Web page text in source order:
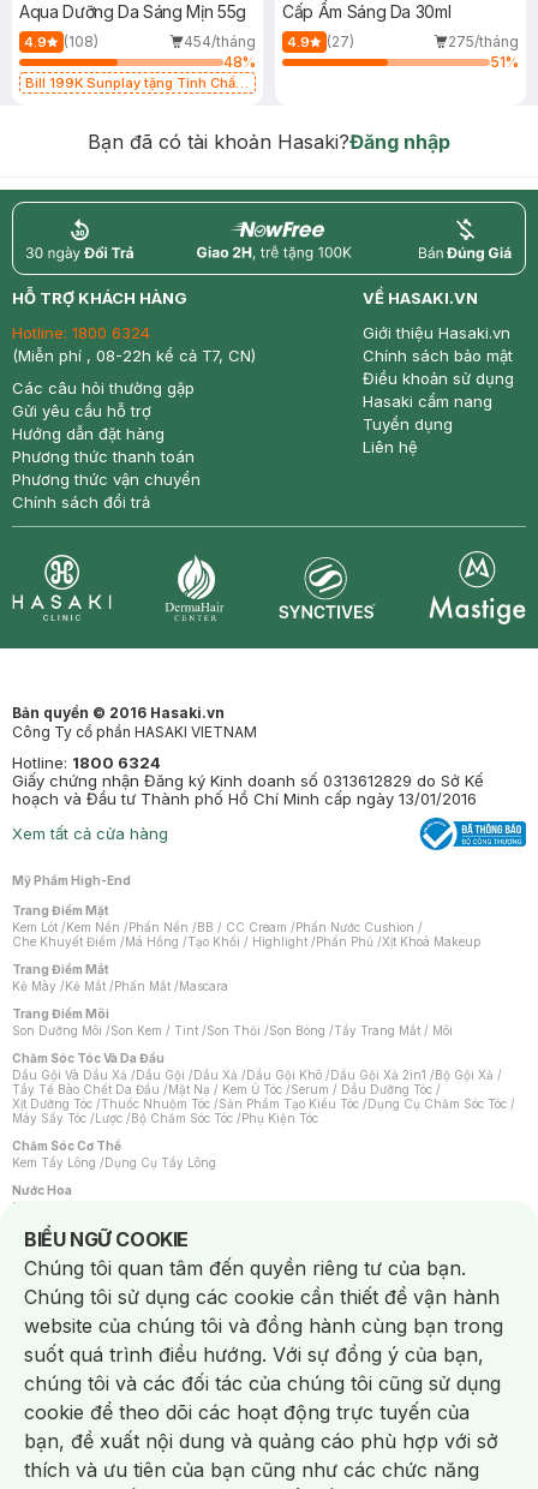
Aqua Dưỡng Da Sáng Mịn 55g
4.9 (108)
454/tháng
48%
Bill 199K Sunplay tặng Tinh Chất
Cấp Ẩm Sáng Da 30ml
4.9 (27)
275/tháng
51%
Bạn đã có tài khoản Hasaki?Đăng nhập
return nowfree price
HỖ TRỢ KHÁCH HÀNG
Hotline: 1800 6324
(Miễn phí , 08-22h kể cả T7, CN)
Các câu hỏi thường gặp
Gửi yêu cầu hỗ trợ
Hướng dẫn đặt hàng
Phương thức thanh toán
Phương thức vận chuyển
Chính sách đổi trả
VỀ HASAKI.VN
Giới thiệu Hasaki.vn
Chính sách bảo mật
Điều khoản sử dụng
Hasaki cẩm nang
Tuyển dụng
Liên hệ
Bản quyền © 2016 Hasaki.vn
Công Ty cổ phần HASAKI VIETNAM
Hotline: 1800 6324
Giấy chứng nhận Đăng ký Kinh doanh số 0313612829 do Sở Kế
hoạch và Đầu tư Thành phố Hồ Chí Minh cấp ngày 13/01/2016
Xem tất cả cửa hàng
Mỹ Phẩm High-End
Trang Điểm Mặt
Kem Lót /Kem Nền /Phấn Nền /BB / CC Cream /Phấn Nước Cushion /
Che Khuyết Điểm /Má Hồng /Tạo Khối / Highlight /Phấn Phủ /Xịt Khoá Makeup
Trang Điểm Mắt
Kẻ Mày /Kẻ Mắt /Phấn Mắt /Mascara
Trang Điểm Môi
Son Dưỡng Môi /Son Kem / Tint /Son Thỏi /Son Bóng /Tẩy Trang Mắt / Môi
Chăm Sóc Tóc Và Da Đầu
Dầu Gội Và Dầu Xả /Dầu Gội /Dầu Xả /Dầu Gội Khô /Dầu Gội Xả 2in1 /Bộ Gội Xả /
Tẩy Tế Bào Chết Da Đầu /Mặt Nạ / Kem Ủ Tóc /Serum / Dầu Dưỡng Tóc /
Xịt Dưỡng Tóc /Thuốc Nhuộm Tóc /Sản Phẩm Tạo Kiểu Tóc /Dụng Cụ Chăm Sóc Tóc /
Máy Sấy Tóc /Lược /Bộ Chăm Sóc Tóc /Phụ Kiện Tóc
Chăm Sóc Cơ Thể
Kem Tẩy Lông /Dụng Cụ Tẩy Lông
Nước Hoa
Nước Hoa Nữ
Chăm Sóc Cá Nhân
Chống Muỗi /Khẩu Trang /Máy Massage/Mặt Nạ Xông Hơi /Nước Rửa Tay/
Sản Phẩm Chăm Sóc Khác /Bàn Chải Đánh Răng /Bàn Chải Điện/
Hỗ Trợ Trắng Răng/Kem Đánh Răng /Máy Tăm Nước/ Nước Súc Miệng/
Tăm / Chỉ Nha Khoa/ Xịt Thơm Miệng / Dung Dịch Vệ Sinh/Dưỡng Vùng Kín/
Khăn Ướt Vệ Sinh Vùng Kín/Băng Vệ Sinh/Tampon/Bọt Cạo Râu /Dao Cạo Râu/
Máy Cạo Râu
Vấn Đề Về Da
Da Dầu / Lỗ Chân Lông To/ Da Khô / Mất Nước/ Da Lão Hóa/ Da Mụn/
Da Nhạy Cảm / Kích Ứng
Da Xỉn Màu Thâm / Nám / Tàn Nhang
Quầng Thâm & Bọng Mắt /Sẹo /Viêm Da Cơ Địa
Dụng Cụ / Phụ Kiện Chăm Sóc Da
Bông Tẩy Trang
Khăn Lau Mặt Khô Dụng Cụ / Máy Rửa Mặt Máy Chăm Sóc Da
Dụng Cụ Chăm Sóc Khác
BIỂU NGỮ COOKIE
Notice about cookies usage
Chúng tôi quan tâm đến quyền riêng tư của bạn.
Chúng tôi sử dụng các cookie cần thiết để vận hành
website của chúng tôi và đồng hành cùng bạn trong
suốt quá trình điều hướng. Với sự đồng ý của bạn,
chúng tôi và các đối tác của chúng tôi cũng sử dụng
cookie để theo dõi các hoạt động trực tuyến của
bạn, đề xuất nội dung và quảng cáo phù hợp với sở
thích và ưu tiên của bạn cũng như các chức năng